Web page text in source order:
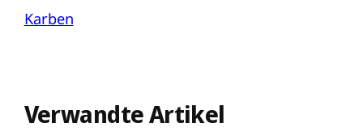
Karben
Verwandte Artikel